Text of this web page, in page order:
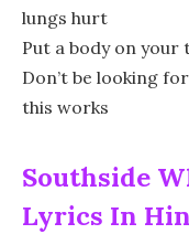
lungs hurt
Put a body on
Don’t be looking
this works
Southside
Lyrics In